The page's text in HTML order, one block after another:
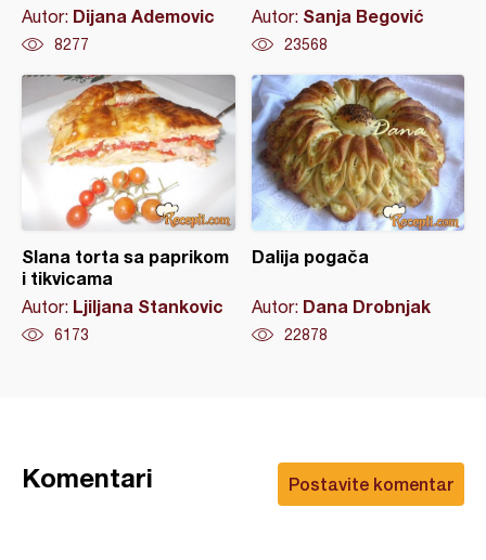
Autor: Dijana Ademovic
8277
Autor: Sanja Begović
23568
Slana torta sa paprikom
i tikvicama
Autor: Ljiljana Stankovic
6173
Dalija pogača
Autor: Dana Drobnjak
22878
Postavite komentar
Komentari